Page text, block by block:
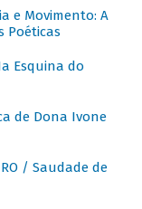
e Movimento: A
Poéticas
Esquina do
de Dona Ivone
/ Saudade de